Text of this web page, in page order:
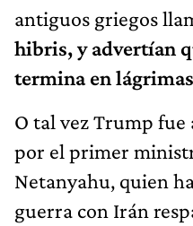
antiguos griegos
hibris, y advertían
termina en lágrimas
O tal vez Trump
por el primer
Netanyahu, quien
guerra con Irán